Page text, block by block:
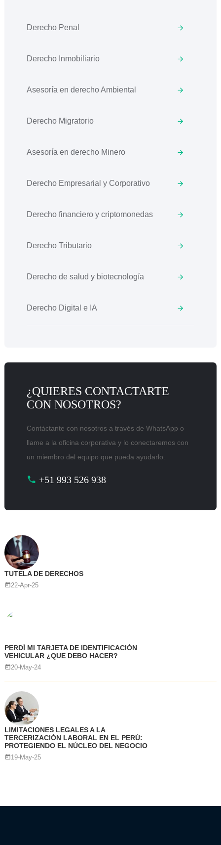
Derecho Penal
Derecho Inmobiliario
Asesoría en derecho Ambiental
Derecho Migratorio
Asesoría en derecho Minero
Derecho Empresarial y Corporativo
Derecho financiero y criptomonedas
Derecho Tributario
Derecho de salud y biotecnología
Derecho Digital e IA
¿QUIERES CONTACTARTE
CON NOSOTROS?
Contáctante con nosotros a través de WhatsApp o
llame a la oficina corporativa y lo conectaremos con
un miembro del equipo que pueda ayudarlo.
+51 993 526 938
TUTELA DE DERECHOS
22-Apr-25
PERDÍ MI TARJETA DE IDENTIFICACIÓN
VEHICULAR ¿QUE DEBO HACER?
20-May-24
LIMITACIONES LEGALES A LA
TERCERIZACIÓN LABORAL EN EL PERÚ:
PROTEGIENDO EL NÚCLEO DEL NEGOCIO
19-May-25